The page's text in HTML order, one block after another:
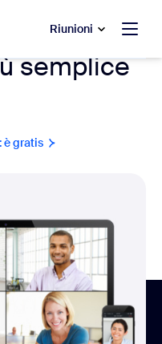
Riunioni
semplice
è gratis